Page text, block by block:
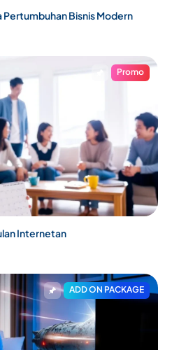
Bisnis Modern
Promo
Internetan
ADD ON PACKAGE